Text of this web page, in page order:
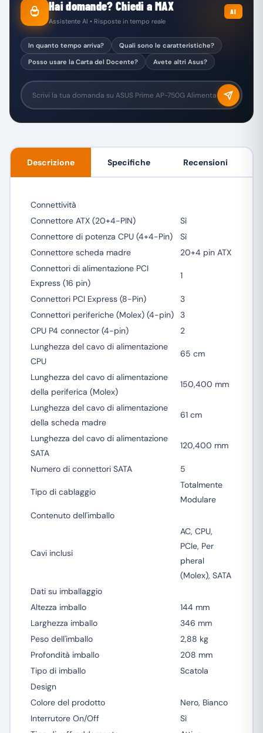
Hai domande? Chiedi a MAX
Assistente AI • Risposte in tempo reale
AI
In quanto tempo arriva?
Quali sono le caratteristiche?
Posso usare la Carta del Docente?
Avete altri Asus?
Descrizione Specifiche Recensioni
Connettività
Connettore ATX (20+4-PIN)
Sì
Connettore di potenza CPU (4+4-Pin)
Sì
Connettore scheda madre
20+4 pin ATX
Connettori di alimentazione PCI
Express (16 pin)
1
Connettori PCI Express (8-Pin)
3
Connettori periferiche (Molex) (4-pin)
3
CPU P4 connector (4-pin)
2
Lunghezza del cavo di alimentazione
CPU
65 cm
Lunghezza del cavo di alimentazione
della periferica (Molex)
150,400 mm
Lunghezza del cavo di alimentazione
della scheda madre
61 cm
Lunghezza del cavo di alimentazione
SATA
120,400 mm
Numero di connettori SATA 5
Tipo di cablaggio
Totalmente
Modulare
Contenuto dell'imballo
Cavi inclusi
AC, CPU,
PCIe, Per
pheral
(Molex), SATA
Dati su imballaggio
Altezza imballo
144 mm
Larghezza imballo
346 mm
Peso dell'imballo
2,88 kg
Profondità imballo
208 mm
Tipo di imballo
Scatola
Design
Colore del prodotto
Nero, Bianco
Interrutore On/Off
Sì